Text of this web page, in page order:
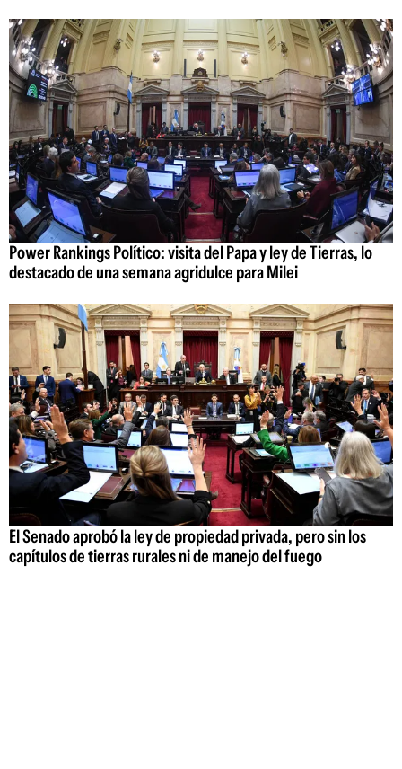
Power Rankings Político: visita del Papa y ley de Tierras, lo
destacado de una semana agridulce para Milei
El Senado aprobó la ley de propiedad privada, pero sin los
capítulos de tierras rurales ni de manejo del fuego